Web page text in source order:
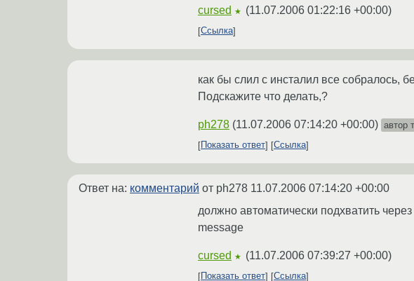
cursed ★ (11.07.2006 01:22:16 +00:00)
Ссылка
как бы слил с инсталил все собралось,
Подскажите что делать,?
ph278 (11.07.2006 07:14:20 +00:00) автор
Показать ответ
Ссылка
Ответ на: комментарий от ph278 11.07.2006 07:14:20 +00:00
должно автоматически подхватить
message
cursed ★ (11.07.2006 07:39:27 +00:00)
Показать ответ Ссылка